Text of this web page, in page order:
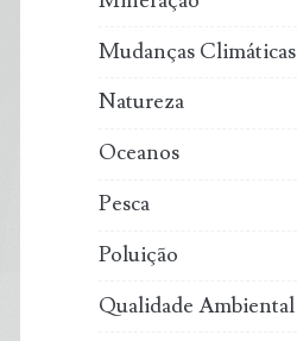
Mudanças Climáticas
Natureza
Oceanos
Pesca
Poluição
Qualidade Ambiental